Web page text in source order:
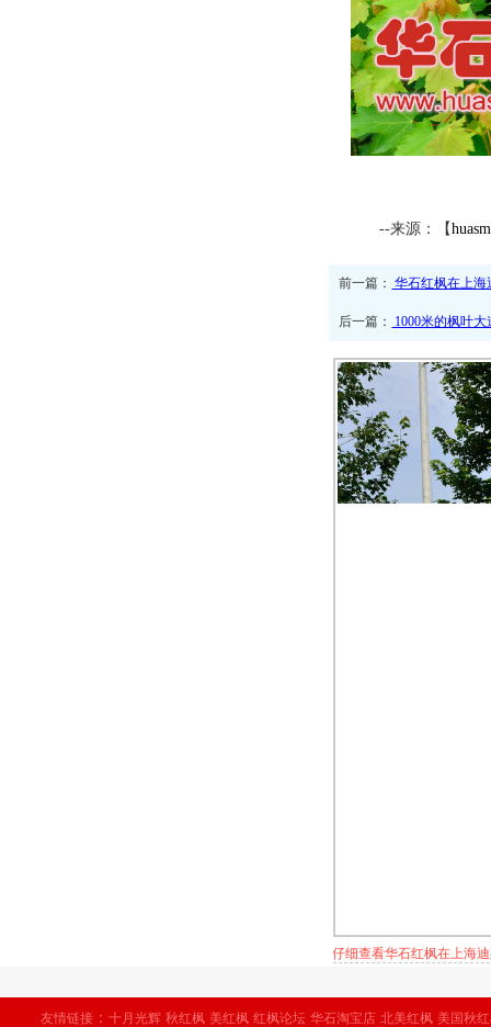
--来源：【
前一篇： 华石红枫在上
后一篇： 1000米的枫叶
仔细查看华石红枫在上海
友情链接 ： 十月光辉 秋红枫 美红枫 红枫论坛 华石淘宝店 北美红枫 美国秋